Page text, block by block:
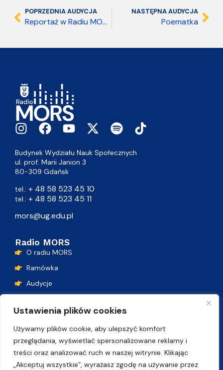
Ustawienia plików cookies
Używamy plików cookie, aby ulepszyć komfort
przeglądania, wyświetlać spersonalizowane reklamy i
treści oraz analizować ruch w naszej witrynie. Klikając
„Akceptuj wszystkie”, wyrażasz zgodę na używanie przez
POPRZEDNIA AUDYCJA
Reportaż w Radiu MORS
NASTĘPNA AUDYCJA
Poematka
Budynek Wydziału Nauk Społecznych
ul. prof. Marii Janion 3
80-309 Gdańsk
tel.: + 48 58 523 45 10
tel.: + 48 58 523 45 11
mors@ug.edu.pl
Radio MORS
O radiu MORS
Ramówka
Audycje
Lista przebojów
Kontakt